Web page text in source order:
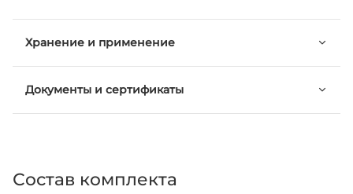
Хранение и применение
Документы и сертификаты
Состав комплекта